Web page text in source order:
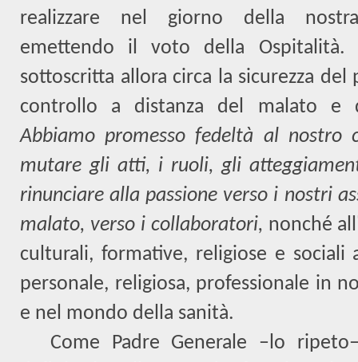
realizzare nel giorno della
emettendo il voto della Ospitalità.
sottoscritta allora circa la sicurezza
controllo a distanza del malato e
Abbiamo promesso fedeltà al nostro
mutare gli atti, i ruoli, gli
rinunciare alla passione verso i nostri
malato, verso i collaboratori, nonché
culturali, formative, religiose e sociali
personale, religiosa, professionale in
e nel mondo della sanità.
Come Padre Generale –lo